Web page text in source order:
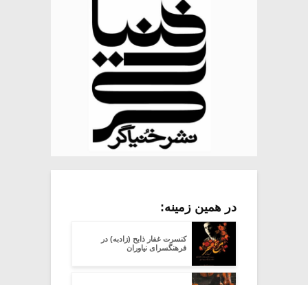
در همین زمینه:
کنسرت غفار ذابح (زادبه) در
فرهنگسرای نیاوران